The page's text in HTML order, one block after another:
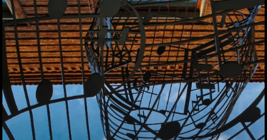
祭
ハイパー縁側@車山
Archives
Archives リスト表示
Category